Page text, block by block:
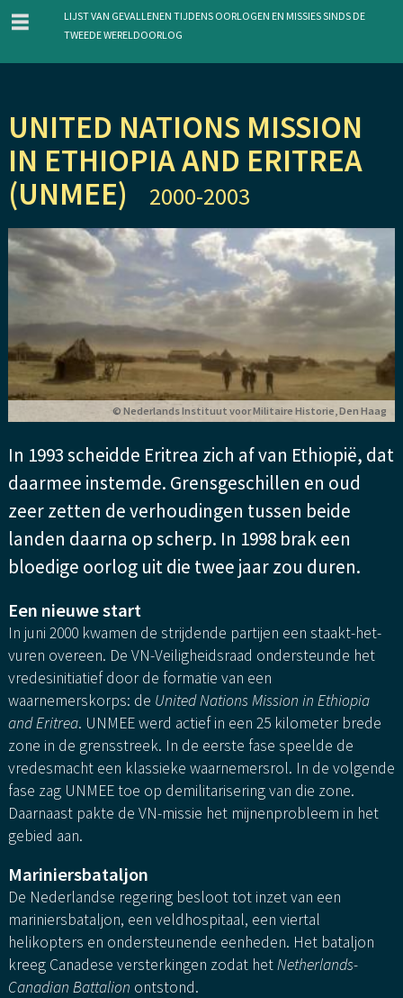
en
naar
de
inhoud
menu
Lijst van gevallenen tijdens oorlogen en missies sinds de
Tweede Wereldoorlog
UNITED NATIONS MISSION
IN ETHIOPIA AND ERITREA
(UNMEE)
2000-2003
© Nederlands Instituut voor Militaire Historie, Den Haag
In 1993 scheidde Eritrea zich af van Ethiopië, dat
daarmee instemde. Grensgeschillen en oud
zeer zetten de verhoudingen tussen beide
landen daarna op scherp. In 1998 brak een
bloedige oorlog uit die twee jaar zou duren.
Een nieuwe start
In juni 2000 kwamen de strijdende partijen een staakt-het-
vuren overeen. De VN-Veiligheidsraad ondersteunde het
vredesinitiatief door de formatie van een
waarnemerskorps: de United Nations Mission in Ethiopia
and Eritrea. UNMEE werd actief in een 25 kilometer brede
zone in de grensstreek. In de eerste fase speelde de
vredesmacht een klassieke waarnemersrol. In de volgende
fase zag UNMEE toe op demilitarisering van die zone.
Daarnaast pakte de VN-missie het mijnenprobleem in het
gebied aan.
Mariniersbataljon
De Nederlandse regering besloot tot inzet van een
mariniersbataljon, een veldhospitaal, een viertal
helikopters en ondersteunende eenheden. Het bataljon
kreeg Canadese versterkingen zodat hetNetherlands-
Canadian Battalion ontstond.